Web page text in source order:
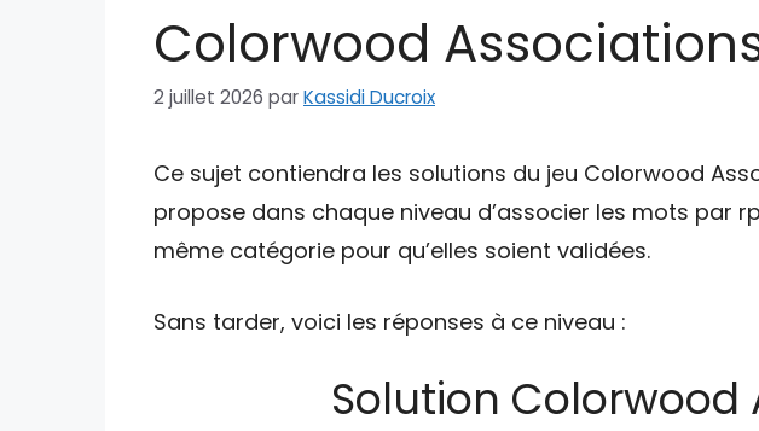
Colorwood
2 juillet 2026 parKassidi Ducroix
Ce sujet contiendra les solutions du jeu Colorwood
propose dans chaque niveau d’associer les mots par
même catégorie pour qu’elles soient validées.
Sans tarder, voici les réponses à ce niveau :
Solution Colorwood